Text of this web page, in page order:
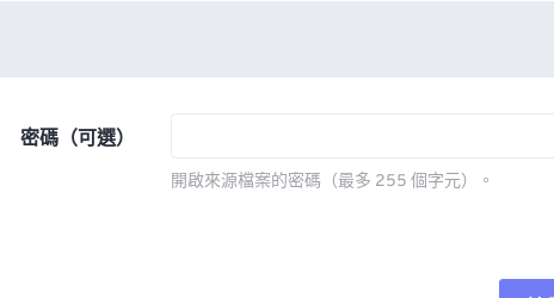
密碼（可選）
開啟來源檔案的密碼（最多 255 個字元）。